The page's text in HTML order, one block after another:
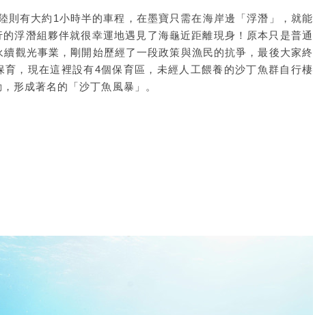
則有大約1小時半的車程，在墨寶只需在海岸邊「浮潛」，就能
浮潛組夥伴就很幸運地遇見了海龜近距離現身！原本只是普通
觀光事業，剛開始歷經了一段政策與漁民的抗爭，最後大家終
，現在這裡設有4個保育區，未經人工餵養的沙丁魚群自行棲
形成著名的「沙丁魚風暴」。